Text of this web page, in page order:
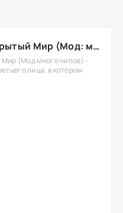
Toilet Fight Открытый Мир (Мод: много чипов, денег, все открыто, бессмертие, урон, 50+ читов)
(Мод много чипов) -
лица, в котором